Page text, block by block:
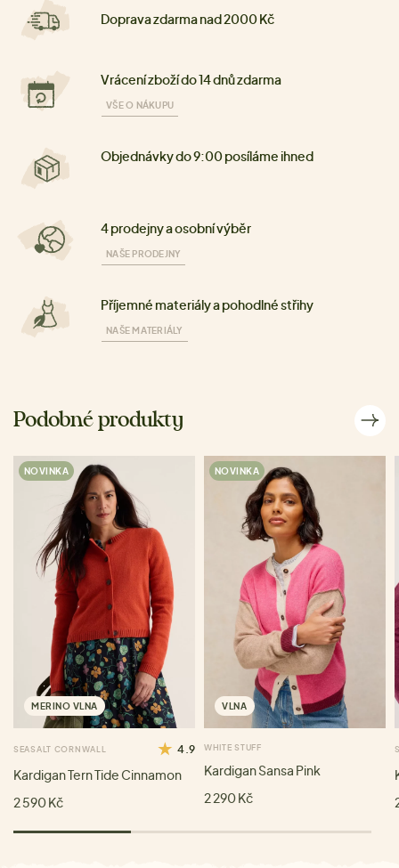
Doprava zdarma nad 2000 Kč
Vrácení zboží do 14 dnů zdarma
VŠE O NÁKUPU
Objednávky do 9:00 posíláme ihned
4 prodejny a osobní výběr
NAŠE PRODEJNY
Příjemné materiály a pohodlné střihy
NAŠE MATERIÁLY
Podobné produkty
NOVINKA
MERINO VLNA
SEASALT CORNWALL 4.9
Kardigan Tern Tide Cinnamon
2 590 Kč
NOVINKA
VLNA
WHITE STUFF
Kardigan Sansa Pink
2 290 Kč